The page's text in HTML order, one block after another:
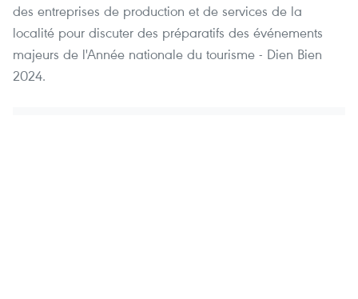
des entreprises de production et de services de la
localité pour discuter des préparatifs des événements
majeurs de l'Année nationale du tourisme - Dien Bien
2024.